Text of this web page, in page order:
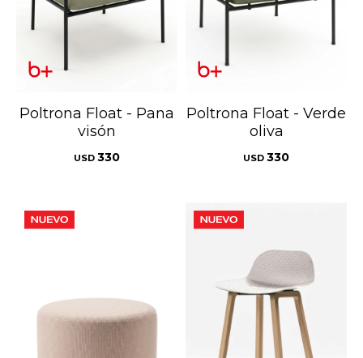
Poltrona Float - Pana
visón
USD 330
Poltrona Float - Verde
oliva
USD 330